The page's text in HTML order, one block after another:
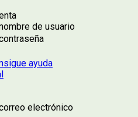
de usuario
ayuda
electrónico